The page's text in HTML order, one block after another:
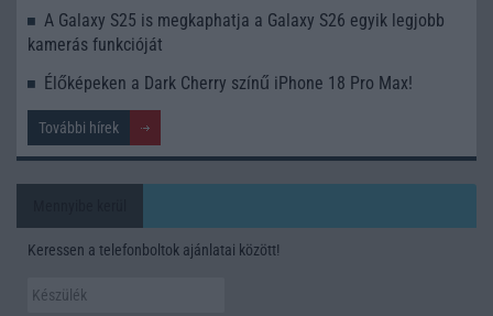
A Galaxy S25 is megkaphatja a Galaxy S26 egyik legjobb
kamerás funkcióját
Élőképeken a Dark Cherry színű iPhone 18 Pro Max!
További hírek
Keressen a telefonboltok ajánlatai között!